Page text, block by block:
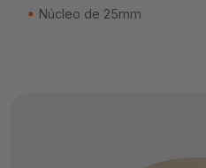
Núcleo de 25mm